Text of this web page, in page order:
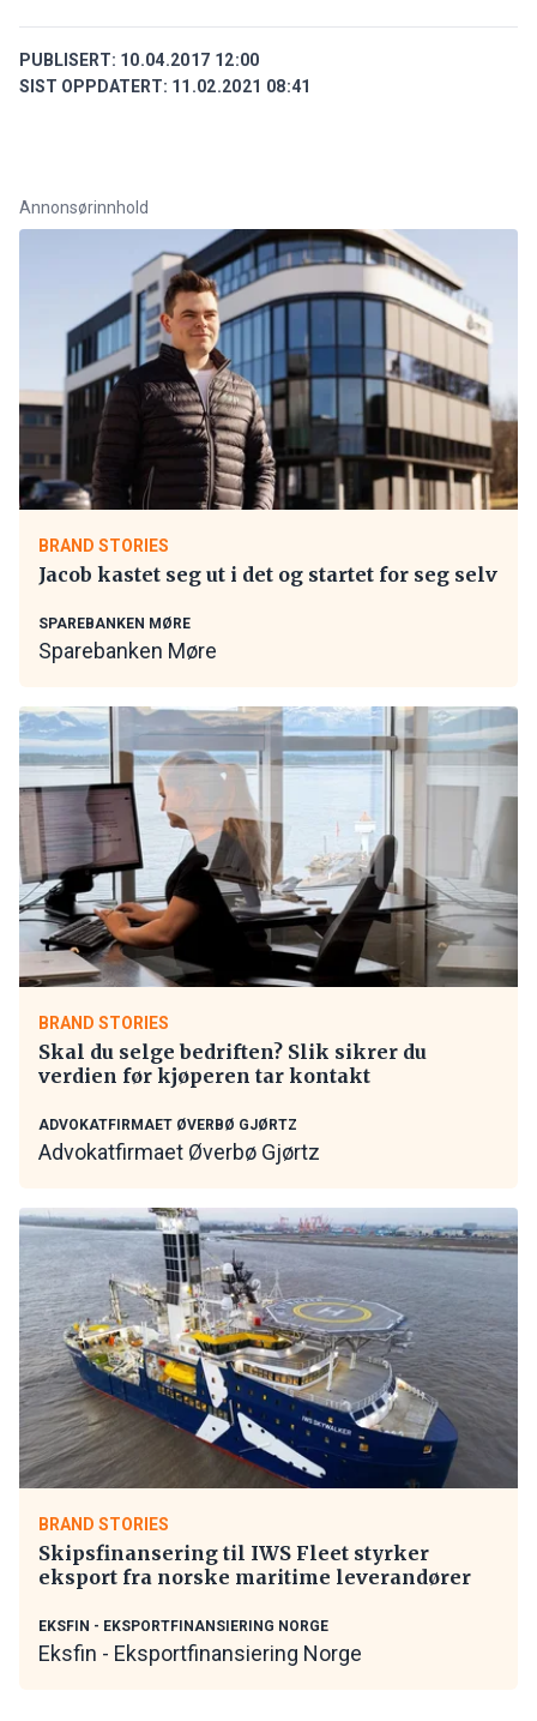
PUBLISERT: 10.04.2017 12:00
SIST OPPDATERT: 11.02.2021 08:41
Annonsørinnhold
BRAND STORIES
Jacob kastet seg ut i det og startet for seg selv
SPAREBANKEN MØRE
Sparebanken Møre
BRAND STORIES
Skal du selge bedriften? Slik sikrer du
verdien før kjøperen tar kontakt
ADVOKATFIRMAET ØVERBØ GJØRTZ
Advokatfirmaet Øverbø Gjørtz
BRAND STORIES
Skipsfinansering til IWS Fleet styrker
eksport fra norske maritime leverandører
EKSFIN - EKSPORTFINANSIERING NORGE
Eksfin - Eksportfinansiering Norge